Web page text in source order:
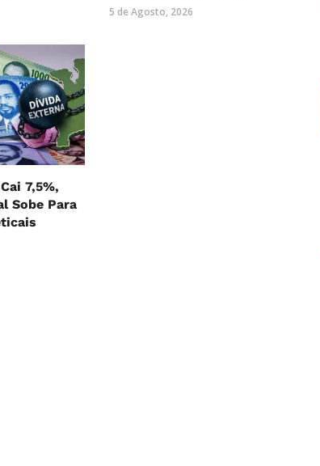
5 de Agosto, 2026
7,5%,
Sobe Para